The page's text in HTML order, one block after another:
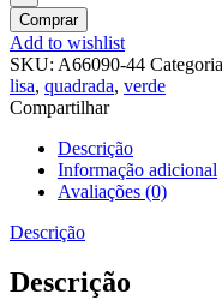
Comprar
Add to wishlist
SKU: A66090-44
lisa, quadrada, verde
Compartilhar
Descrição
Informação adicional
Avaliações (0)
Descrição
Descrição